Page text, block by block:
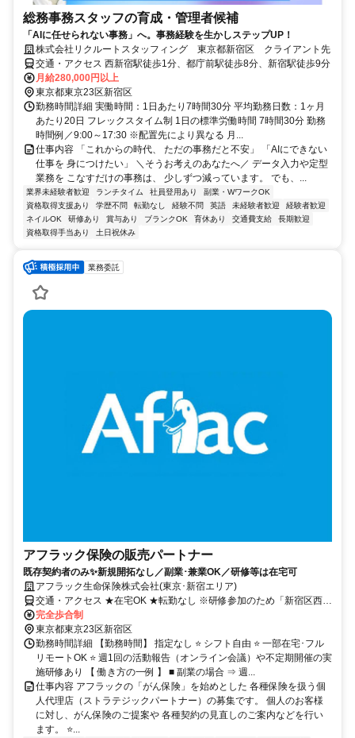
総務事務スタッフの育成・管理者候補
「AIに任せられない事務」へ。事務経験を生かしステップUP！
株式会社リクルートスタッフィング 東京都新宿区 クライアント先
交通・アクセス 西新宿駅徒歩1分、都庁前駅徒歩8分、新宿駅徒歩9分
月給280,000円以上
東京都東京23区新宿区
勤務時間詳細 実働時間：1日あたり7時間30分 平均勤務日数：1ヶ月
あたり20日 フレックスタイム制 1日の標準労働時間 7時間30分 勤務
時間例／9:00～17:30 ※配置先により異なる 月...
仕事内容 「これからの時代、 ただの事務だと不安」 「AIにできない
仕事を 身につけたい」 ＼そうお考えのあなたへ／ データ入力や定型
業務を こなすだけの事務は、 少しずつ減っています。 でも、...
業界未経験者歓迎 ランチタイム 社員登用あり
副業・WワークOK
資格取得支援あり
学歴不問 転勤なし 経験不問 英語 未経験者歓迎
経験者歓迎
ネイルOK
研修あり 賞与あり ブランクOK 育休あり 交通費支給
長期歓迎
資格取得手当あり
土日祝休み
業務委託
アフラック保険の販売パートナー
既存契約者のみ✨新規開拓なし／副業･兼業OK／研修等は在宅可
アフラック生命保険株式会社(東京･新宿エリア)
交通・アクセス ★在宅OK ★転勤なし ※研修参加のため「新宿区西新
宿」への出社あり
完全歩合制
東京都東京23区新宿区
勤務時間詳細 【勤務時間】 指定なし ⭐ シフト自由 ⭐ 一部在宅･フル
リモートOK ⭐ 週1回の活動報告（オンライン会議）や不定期開催の実
施研修あり 【 働き方の一例 】 ■ 副業の場合 ⇒ 週...
仕事内容 アフラックの「がん保険」を始めとした 各種保険を扱う個
人代理店（ストラテジックパートナー）の募集です。 個人のお客様
に対し、がん保険のご提案や 各種契約の見直しのご案内などを行い
ます。 ⭐...